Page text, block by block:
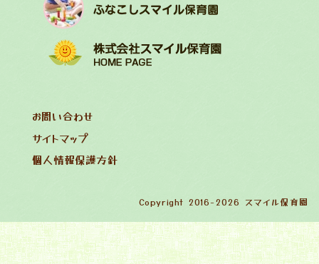
お問い合わせ
サイトマップ
個人情報保護方針
Copyright 2016-2026 スマイル保育園